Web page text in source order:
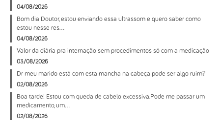
04/08/2026
Bom dia Doutor, estou enviando essa ultrassom e quero saber como
estou nesse res...
04/08/2026
Valor da diária pra internação sem procedimentos só com a medicação
03/08/2026
Dr meu marido está com esta mancha na cabeça pode ser algo ruim?
02/08/2026
Boa tarde! Estou com queda de cabelo excessiva.Pode me passar um
medicamento, um...
02/08/2026